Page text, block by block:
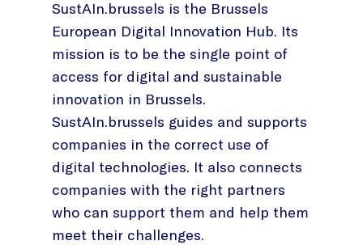
SustAIn.brussels is the Brussels
European Digital Innovation Hub. Its
mission is to be the single point of
access for digital and sustainable
innovation in Brussels.
SustAIn.brussels guides and supports
companies in the correct use of
digital technologies. It also connects
companies with the right partners
who can support them and help them
meet their challenges.